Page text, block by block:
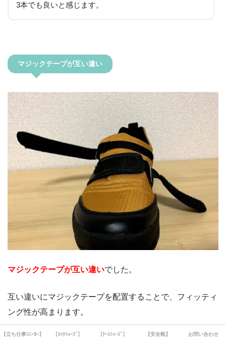
3本でも良いと感じます。
マジックテープが互い違い
マジックテープが互い違いでした。
互い違いにマジックテープを配置することで、フィッティ
ング性が高まります。
【立ち仕事ｽﾆｰｶｰ】 【ｺｯｸｼｭｰｽﾞ】 【ﾅｰｽｼｭｰｽﾞ】 【安全靴】 お問い合わせ